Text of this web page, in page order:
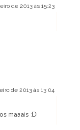
de 2013 às 15:23
de 2013 às 13:04
maaais :D